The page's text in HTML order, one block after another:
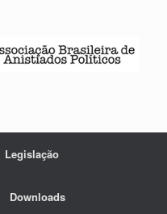
Legislação
Downloads